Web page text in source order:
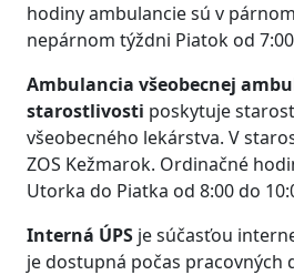
hodiny ambulancie sú v
nepárnom týždni Piatok od
Ambulancia všeobecnej
starostlivosti poskytuje
všeobecného lekárstva. V
ZOS Kežmarok. Ordinačné
Utorka do Piatka od 8:00 do
Interná ÚPS je súčasťou
je dostupná počas pracovných